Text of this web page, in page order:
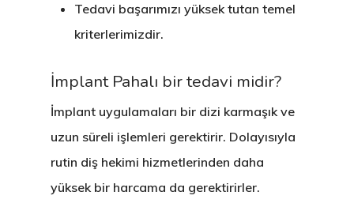
Tedavi başarımızı yüksek tutan temel
kriterlerimizdir.
İmplant Pahalı bir tedavi midir?
İmplant uygulamaları bir dizi karmaşık ve
uzun süreli işlemleri gerektirir. Dolayısıyla
rutin diş hekimi hizmetlerinden daha
yüksek bir harcama da gerektirirler.